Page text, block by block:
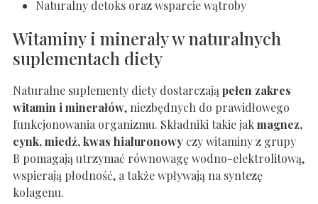
Naturalny detoks oraz wsparcie wątroby
Witaminy i minerały w naturalnych
suplementach diety
Naturalne suplementy diety dostarczają pełen zakres
witamin i minerałów, niezbędnych do prawidłowego
funkcjonowania organizmu. Składniki takie jakmagnez,
cynk, miedź, kwas hialuronowyczy witaminy z grupy
B pomagają utrzymać równowagę wodno-elektrolitową,
wspierają płodność, a także wpływają na syntezę
kolagenu.